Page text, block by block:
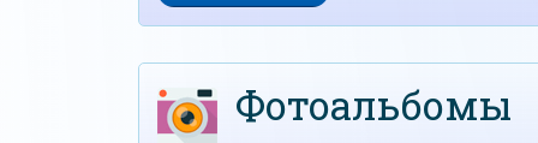
Фотоальбомы